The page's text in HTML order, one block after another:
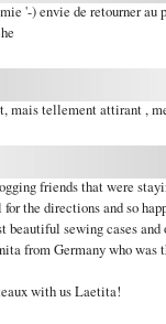
'-) envie de retourner au
mais tellement attirant ,
friends that were
the directions and so
sewing cases
from Germany who was
with us Laetita!